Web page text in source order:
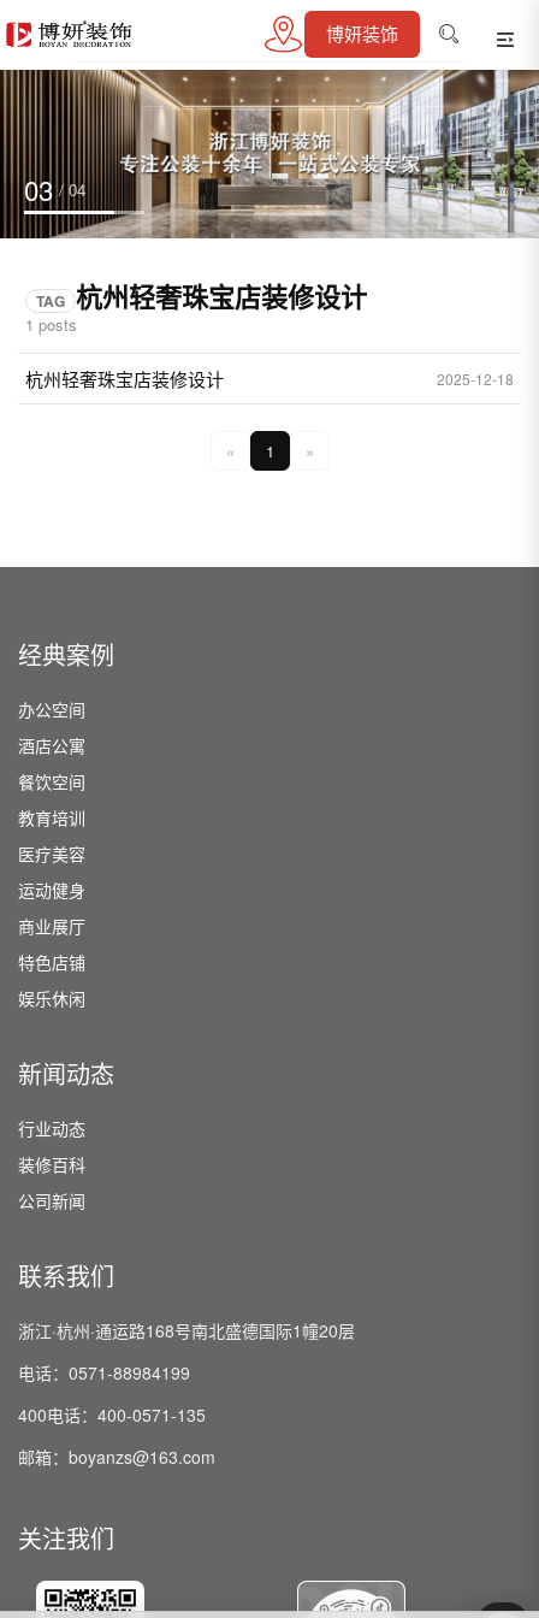
博妍装饰
03 / 04
TAG 杭州轻奢珠宝店装修设计
1 posts
杭州轻奢珠宝店装修设计 2025-12-18
« 1 »
经典案例
办公空间
酒店公寓
餐饮空间
教育培训
医疗美容
运动健身
商业展厅
特色店铺
娱乐休闲
新闻动态
行业动态
装修百科
公司新闻
联系我们
浙江·杭州·通运路168号南北盛德国际1幢20层
电话：0571-88984199
400电话：400-0571-135
邮箱：boyanzs@163.com
关注我们